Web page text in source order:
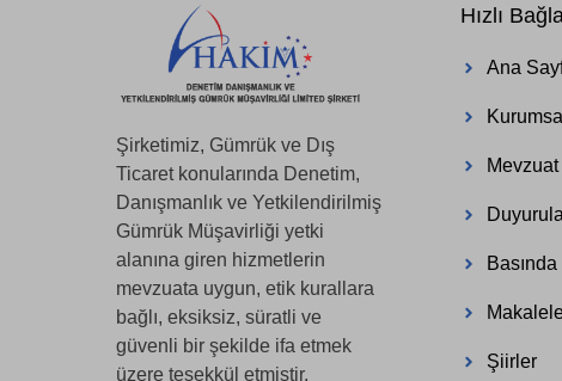
Şirketimiz, Gümrük ve Dış
Ticaret konularında Denetim,
Danışmanlık ve Yetkilendirilmiş
Gümrük Müşavirliği yetki
alanına giren hizmetlerin
mevzuata uygun, etik kurallara
bağlı, eksiksiz, süratli ve
güvenli bir şekilde ifa etmek
üzere teşekkül etmiştir.
Hızlı
Ana
Kurumsal
Mevzuat
Şiirler